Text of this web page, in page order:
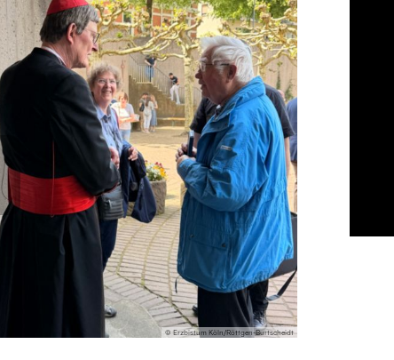
© Erzbistum Köln/Röttgen-Burtscheidt